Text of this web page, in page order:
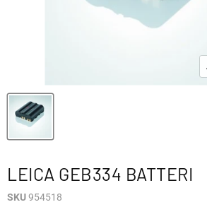
LEICA GEB334 BATTERI
SKU954518